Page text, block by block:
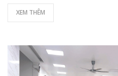
XEM THÊM